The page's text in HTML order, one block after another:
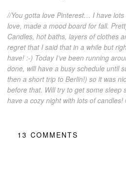
//You gotta love Pinterest… I have
love, made a mood board for fall.
Candles, hot baths, layers of clothes
regret that I said that in a while but
have! :-) Today I’ve been running
done, will have a busy schedule until
then a short trip to Berlin!) so it was
before that. Will try to get some sleep
have a cozy night with lots of
13 COMMENTS